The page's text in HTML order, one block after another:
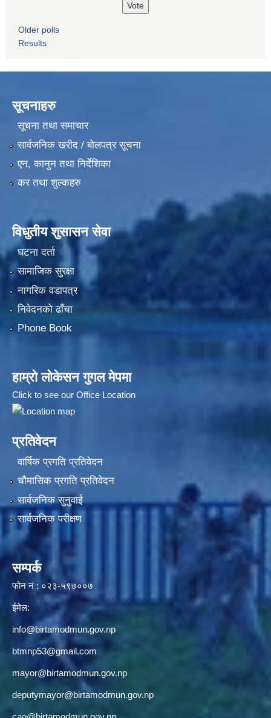
Older polls
Results
सूचनाहरु
सूचना तथा समाचार
सार्वजनिक खरीद / बोलपत्र सूचना
एन, कानुन तथा निर्देशिका
कर तथा शुल्कहरु
विधुतीय शुसासन सेवा
घटना दर्ता
सामाजिक सुरक्षा
नागरिक वडापत्र
निवेदनको ढाँचा
Phone Book
हाम्रो लोकेसन गुगल मेपमा
Click to see our Office Location
प्रतिवेदन
वार्षिक प्रगति प्रतिवेदन
चौमासिक प्रगति प्रतिवेदन
सार्वजनिक सुनुवाई
सार्वजनिक परीक्षण
सम्पर्क
फोन नं : ०२३-५९७००७
ईमेल:
info@birtamodmun.gov.np
btmnp53@gmail.com
mayor@birtamodmun.gov.np
deputymayor@birtamodmun.gov.np